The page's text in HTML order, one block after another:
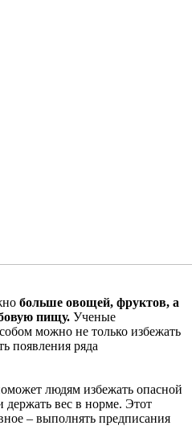
больше овощей, фруктов, а
пищу. Ученые
можно не только избежать
появления ряда
людям избежать опасной
держать вес в норме. Этот
– выполнять предписания